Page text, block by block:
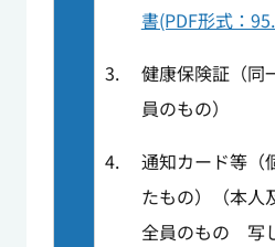
書(PDF形式：
健康保険証（同
員のもの）
通知カード等（
たもの）（本人
全員のもの 写